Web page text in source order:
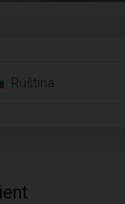
Ruština